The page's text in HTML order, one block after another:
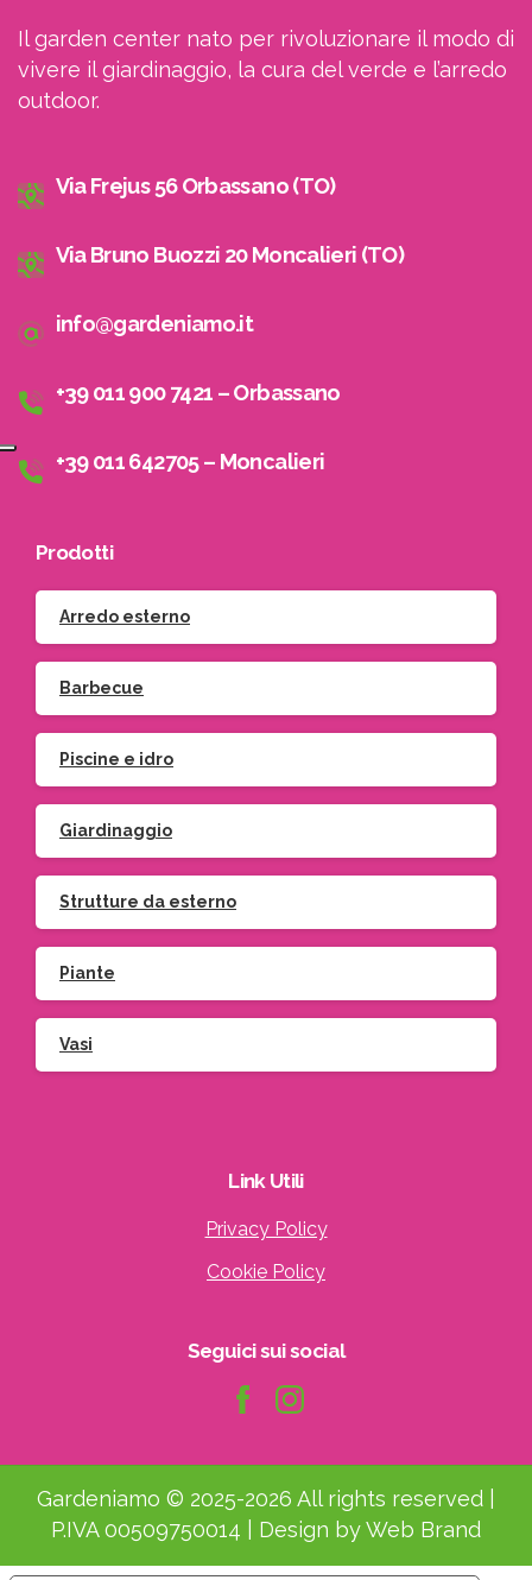
Il garden center nato per rivoluzionare il modo di
vivere il giardinaggio, la cura del verde e l’arredo
outdoor.
Via Frejus 56 Orbassano (TO)
Via Bruno Buozzi 20 Moncalieri (TO)
info@gardeniamo.it
+39 011 900 7421 – Orbassano
+39 011 642705 – Moncalieri
Prodotti
Arredo esterno
Barbecue
Piscine e idro
Giardinaggio
Strutture da esterno
Piante
Vasi
Link Utili
Privacy Policy
Cookie Policy
Seguicisuisocial
Gardeniamo © 2025-2026 All rights reserved |
P.IVA 00509750014 | Design by Web Brand